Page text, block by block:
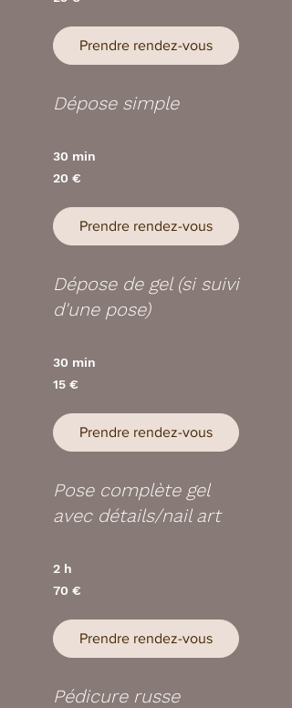
Prendre rendez-vous
Dépose simple
30 min
euros
20 €
Prendre rendez-vous
Dépose de gel (si suivi
d'une pose)
30 min
euros
15 €
Prendre rendez-vous
Pose complète gel
avec détails/nail art
2 h
euros
70 €
Prendre rendez-vous
Pédicure russe